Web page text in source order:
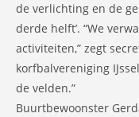
de verlichting en de
derde helft’. “We
activiteiten,” zegt
korfbalvereniging
de velden.”
Buurtbewoonster